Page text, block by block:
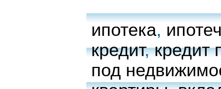
ипотека,
кредит,кредит
под